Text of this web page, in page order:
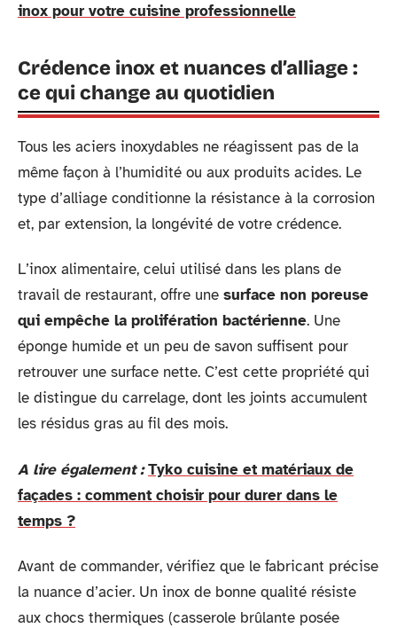
inox pour votre cuisine professionnelle
Crédence inox et nuances d’alliage :
ce qui change au quotidien
Tous les aciers inoxydables ne réagissent pas de la
même façon à l’humidité ou aux produits acides. Le
type d’alliage conditionne la résistance à la corrosion
et, par extension, la longévité de votre crédence.
L’inox alimentaire, celui utilisé dans les plans de
travail de restaurant, offre une surface non poreuse
qui empêche la prolifération bactérienne. Une
éponge humide et un peu de savon suffisent pour
retrouver une surface nette. C’est cette propriété qui
le distingue du carrelage, dont les joints accumulent
les résidus gras au fil des mois.
A lire également : Tyko cuisine et matériaux de
façades : comment choisir pour durer dans le
temps ?
Avant de commander, vérifiez que le fabricant précise
la nuance d’acier. Un inox de bonne qualité résiste
aux chocs thermiques (casserole brûlante posée